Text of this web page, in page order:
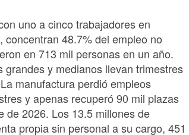
uno a cinco trabajadores en
concentran 48.7% del empleo no
en 713 mil personas en un año.
grandes y medianos llevan trimestres
manufactura perdió empleos
y apenas recuperó 90 mil plazas
de 2026. Los 13.5 millones de
propia sin personal a su cargo, 451